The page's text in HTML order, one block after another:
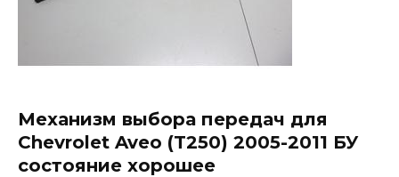
Механизм выбора передач для
Chevrolet Aveo (T250) 2005-2011 БУ
состояние хорошее